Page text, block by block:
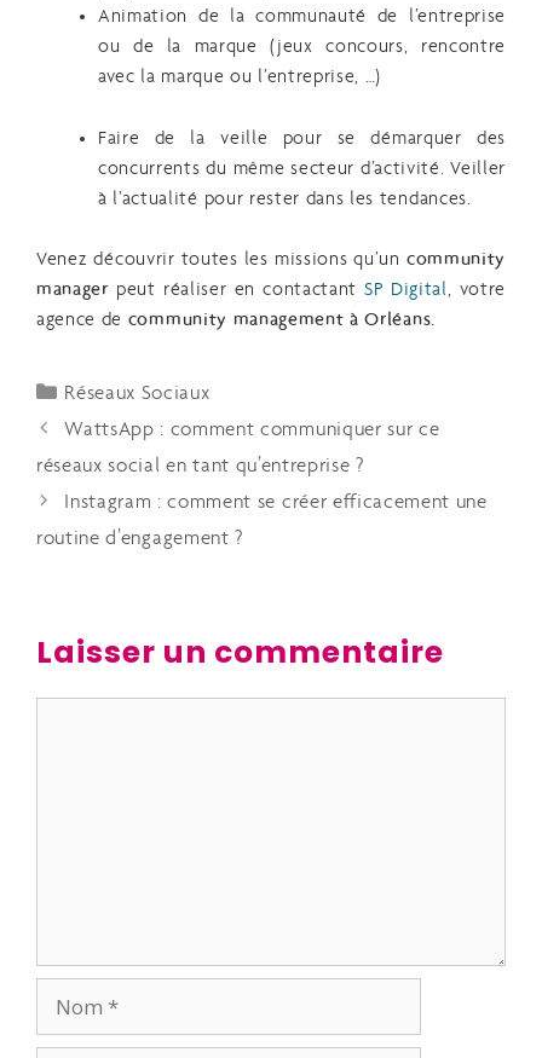
Animation de la communauté de l’entreprise
ou de la marque (jeux concours, rencontre
avec la marque ou l’entreprise, …)
Faire de la veille pour se démarquer des
concurrents du même secteur d’activité. Veiller
à l’actualité pour rester dans les tendances.
Venez découvrir toutes les missions qu’un community
manager peut réaliser en contactantSP Digital, votre
agence de community management à Orléans.
Réseaux Sociaux
WattsApp : comment communiquer sur ce
réseaux social en tant qu’entreprise ?
Instagram : comment se créer efficacement une
routine d’engagement ?
Laisser un commentaire